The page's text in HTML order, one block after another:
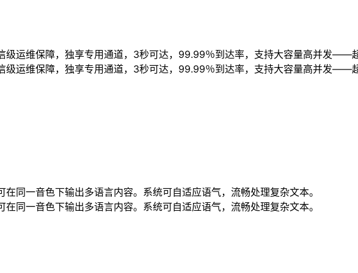
级运维保障，独享专用通道，3秒可达，99.99％到达率，支持大容量高并发——
级运维保障，独享专用通道，3秒可达，99.99％到达率，支持大容量高并发——
同一音色下输出多语言内容。系统可自适应语气，流畅处理复杂文本。
同一音色下输出多语言内容。系统可自适应语气，流畅处理复杂文本。